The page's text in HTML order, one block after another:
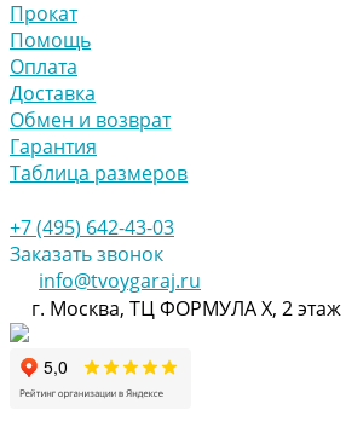
Прокат
Помощь
Оплата
Доставка
Обмен и возврат
Гарантия
Таблица размеров
+7 (495) 642-43-03
Заказать звонок
info@tvoygaraj.ru
г. Москва, ТЦ ФОРМУЛА Х, 2 этаж